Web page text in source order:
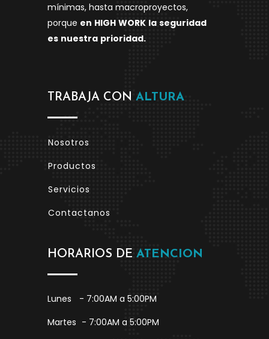
mínimas, hasta macroproyectos,
porque en HIGH WORK la seguridad
es nuestra prioridad.
TRABAJA CON ALTURA
Nosotros
Productos
Servicios
Contactanos
HORARIOS DE ATENCION
Lunes
- 7:00AM a 5:00PM
Martes - 7:00AM a 5:00PM